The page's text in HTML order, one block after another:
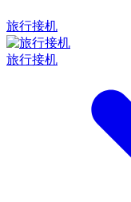
旅行接机
旅行接机